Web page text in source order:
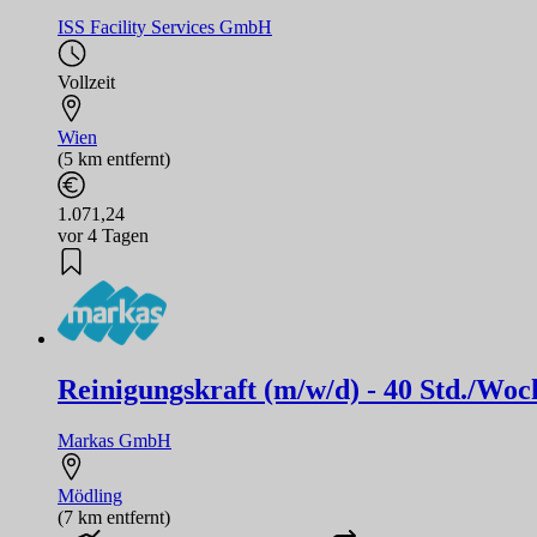
ISS Facility Services GmbH
Vollzeit
Wien
(5 km entfernt)
1.071,24
vor 4 Tagen
Reinigungskraft (m/w/d) - 40 Std./
Markas GmbH
Mödling
(7 km entfernt)